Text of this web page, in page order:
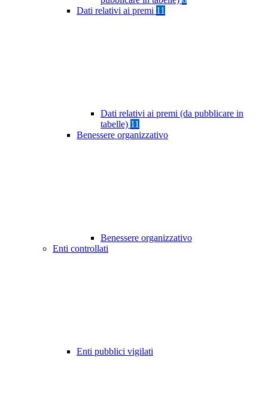
Dati relativi ai premi 11
Dati relativi ai premi (da pubblicare in
tabelle) 11
Benessere organizzativo
Benessere organizzativo
Enti controllati
Enti pubblici vigilati